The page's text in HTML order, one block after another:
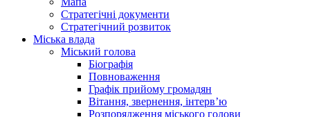
Стратегічні документи
Стратегічний розвиток
Міська влада
Міський голова
Біографія
Повноваження
Графік прийому громадян
Вітання, звернення, інтерв’ю
Розпорядження міського голови